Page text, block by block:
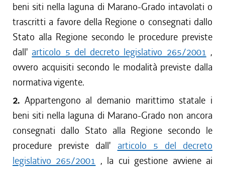
beni siti nella laguna di Marano-Grado intavolati o
trascritti a favore della Regione o consegnati dallo
Stato alla Regione secondo le procedure previste
dall' articolo 5 del decreto legislativo 265/2001 ,
ovvero acquisiti secondo le modalità previste dalla
normativa vigente.
2. Appartengono al demanio marittimo statale i
beni siti nella laguna di Marano-Grado non ancora
consegnati dallo Stato alla Regione secondo le
procedure previste dall' articolo 5 del decreto
legislativo 265/2001 , la cui gestione avviene ai